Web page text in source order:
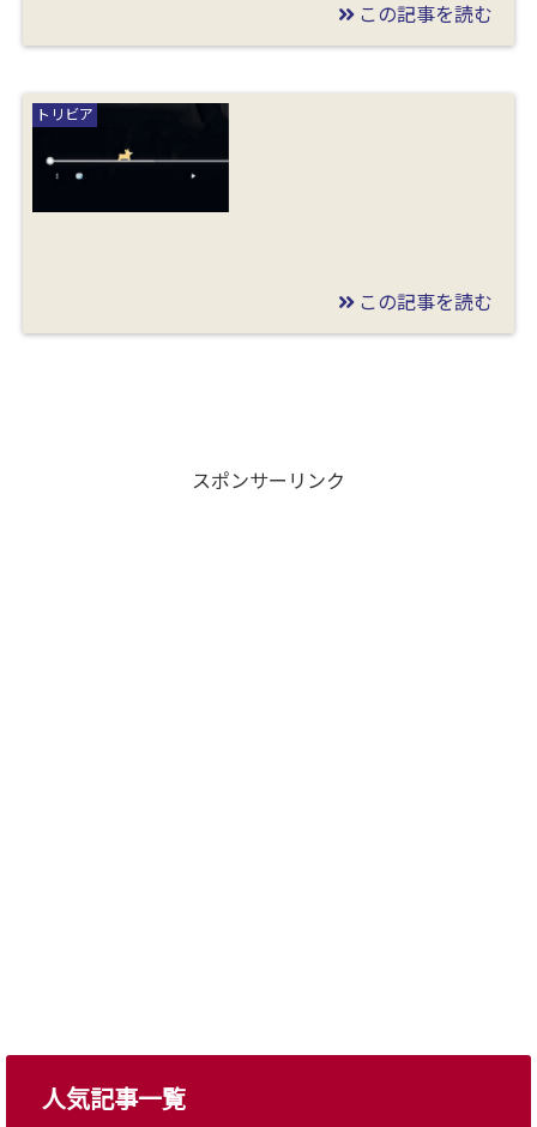
楽天ミニの画面が突然
白黒に！カラー表示に
戻す方法とその原因を
解説
この記事を読む
トリビア
この記事を読む
スポンサーリンク
人気記事一覧